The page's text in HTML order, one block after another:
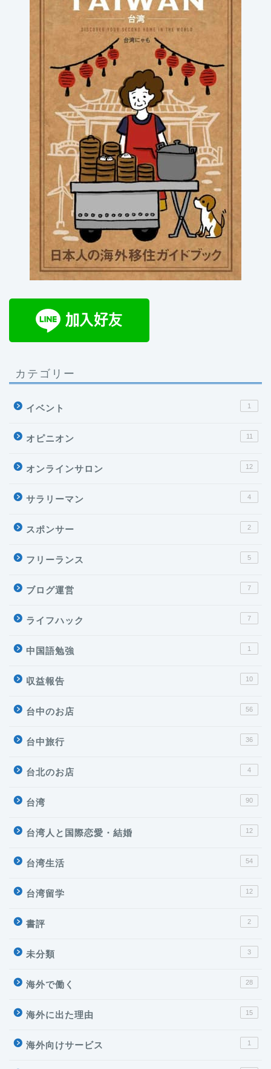
カテゴリー
イベント 1
オピニオン 11
オンラインサロン 12
サラリーマン 4
スポンサー 2
フリーランス 5
ブログ運営 7
ライフハック 7
中国語勉強 1
収益報告 10
台中のお店 56
台中旅行 36
台北のお店 4
台湾 90
台湾人と国際恋愛・結婚 12
台湾生活 54
台湾留学 12
書評 2
未分類 3
海外で働く 28
海外に出た理由 15
海外向けサービス 1